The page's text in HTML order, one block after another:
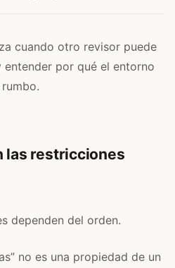
cuando otro revisor puede
por qué el entorno
las restricciones
dependen del orden.
no es una propiedad de un